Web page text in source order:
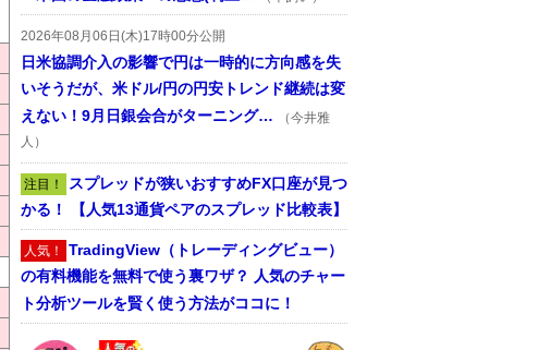
2026年08月06日(木)17時00分公開
日米協調介入の影響で円は一時的に方向感を失
いそうだが、米ドル/円の円安トレンド継続は変
えない！9月日銀会合がターニング…
（今井雅
人）
注目！ スプレッドが狭いおすすめFX口座が見つ
かる！ 【人気13通貨ペアのスプレッド比較表】
人気！ TradingView（トレーディングビュー）
の有料機能を無料で使う裏ワザ？ 人気のチャー
ト分析ツールを賢く使う方法がココに！